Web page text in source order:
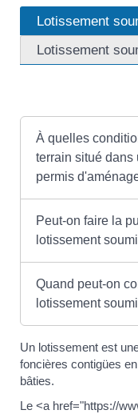
Lotissement
Lotissement
À quelles
terrain situé dans
permis
Peut-on faire la
lotissement
Quand peut-on
lotissement
Un lotissement est
foncières contigües
bâties.
Le <a href="https://